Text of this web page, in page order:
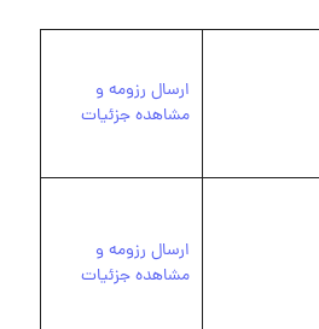
ارسال رزومه و
مشاهده جزئیات
ارسال رزومه و
مشاهده جزئیات